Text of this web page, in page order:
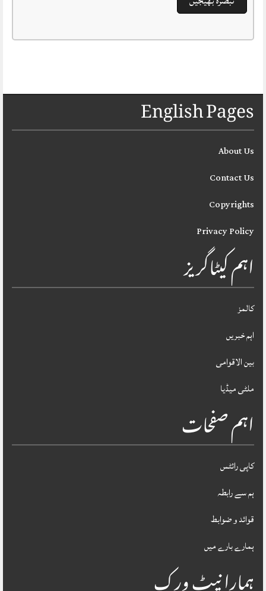
English Pages
About Us
Contact Us
Copyrights
Privacy Policy
اہم کیٹاگریز
کالمز
اہم خبریں
بین الاقوامی
ملٹی میڈیا
اہم صفحات
کاپی رائٹس
ہم سے رابطہ
قوائد و ضوابط
ہمارے بارے میں